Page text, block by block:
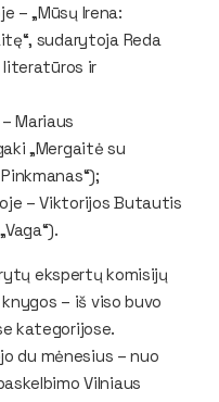
– „Mūsų Irena:
sudarytoja Reda
literatūros ir
Mariaus
„Mergaitė su
– Viktorijos Butautis
ekspertų komisijų
– iš viso buvo
kategorijose.
du mėnesius – nuo
Vilniaus